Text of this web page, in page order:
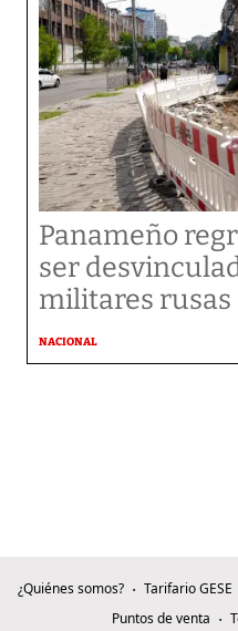
Panameño
ser
militares rusas
NACIONAL
¿Quiénes somos? Tarifario GESE
Puntos de venta